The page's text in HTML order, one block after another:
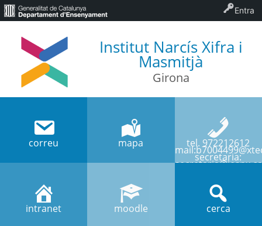
Institut Narcís Xifra i
Masmitjà
Girona
correu mapa tel. 972212612
secretaria:
intranet moodle cerca
Entra